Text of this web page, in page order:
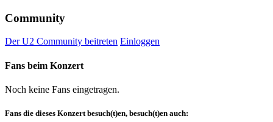
Community
Der U2 Community beitreten Einloggen
Fans beim Konzert
Noch keine Fans eingetragen.
Fans die dieses Konzert besuch(t)en, besuch(t)en auch: